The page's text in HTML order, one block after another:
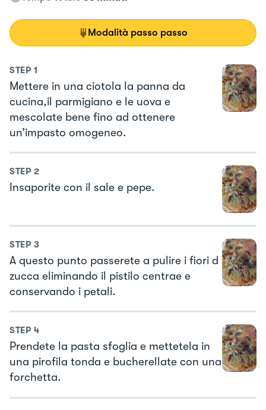
Modalità passo passo
STEP 1
Mettere in una ciotola la panna da
cucina,il parmigiano e le uova e
mescolate bene fino ad ottenere
un’impasto omogeneo.
STEP 2
Insaporite con il sale e pepe.
STEP 3
A questo punto passerete a pulire i fiori d
zucca eliminando il pistilo centrae e
conservando i petali.
STEP 4
Prendete la pasta sfoglia e mettetela in
una pirofila tonda e bucherellate con una
forchetta.